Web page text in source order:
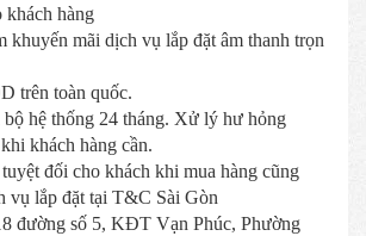
khách hàng
khuyến mãi dịch vụ lắp đặt âm thanh trọn
trên toàn quốc.
bộ hệ thống 24 tháng. Xử lý hư hỏng
khách hàng cần.
đối cho khách khi mua hàng cũng
vụ lắp đặt tại T&C Sài Gòn
đường số 5, KĐT Vạn Phúc, Phường